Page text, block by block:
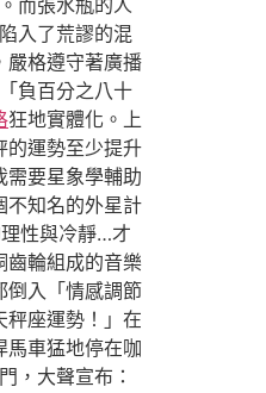
入了荒謬的混
嚴格遵守著廣播
負百分之八十
狂地實體化。上
的運勢至少提升
需要星象學輔助
不知名的外星計
性與冷靜…才
齒輪組成的音樂
倒入「情感調節
秤座運勢！」在
馬車猛地停在咖
，大聲宣布：